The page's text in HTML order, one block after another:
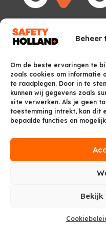
Beheer
Om de beste ervaringen te
zoals cookies om informatie
te raadplegen. Door in te
kunnen wij gegevens zoals
site verwerken. Als je geen
toestemming intrekt, kan dit
bepaalde functies en
Bekijk